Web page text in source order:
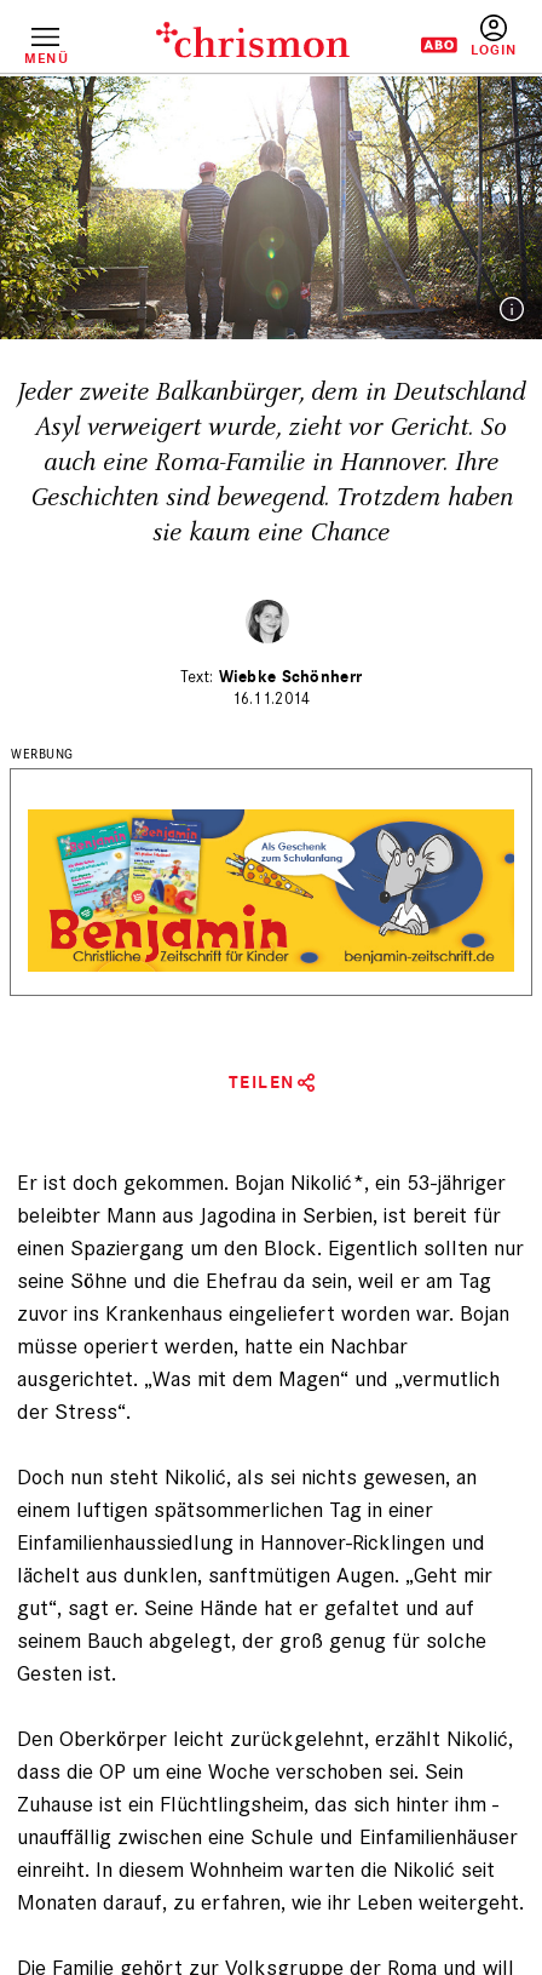
InhaltMENÜ
Jeder zweite Balkanbürger, dem in Deutschland
Asyl verweigert wurde, zieht vor Gericht. So
auch eine Roma-Familie in Hannover. Ihre
Geschichten sind bewegend. Trotzdem haben
sie kaum eine Chance
Wiebke Schönherr
16.11.2014
TEILEN
Er ist doch gekommen. Bojan Nikolić*, ein 53-jähriger
beleibter Mann aus Jagodina in Serbien, ist bereit für
einen Spaziergang um den Block. Eigentlich sollten nur
seine Söhne und die Ehefrau da sein, weil er am Tag
zuvor ins Kranken­haus eingeliefert worden war. Bojan
müsse operiert werden, hatte ein Nachbar
ausgerichtet. „Was mit dem Magen“ und „vermutlich
der Stress“.
Doch nun steht Nikolić, als sei nichts gewesen, an
einem luftigen spätsommerlichen Tag in einer
Einfamilienhaussiedlung in Hannover-Ricklingen und
lächelt aus dunklen, sanftmütigen Augen. „Geht mir
gut“, sagt er. Seine Hände hat er gefaltet und auf
seinem Bauch abgelegt, der groß genug für solche
Gesten ist. ­
Den Oberkörper leicht zurückgelehnt, erzählt Nikolić,
dass die OP um eine Woche verschoben sei. Sein
Zuhause ist ein Flüchtlingsheim, das sich hinter ihm ­
unauffällig zwischen eine Schule und Einfamilienhäuser
ein­reiht. In diesem Wohnheim warten die Nikolić seit
Monaten darauf, zu erfahren, wie ihr Leben weitergeht.
Die Familie gehört zur Volksgruppe der Roma und will